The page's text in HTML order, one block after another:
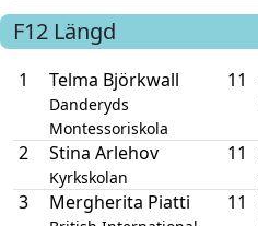
F12 Längd
1 Telma Björkwall
Danderyds
Montessoriskola
11
2 Stina Arlehov
Kyrkskolan
11
3 Mergherita Piatti 11